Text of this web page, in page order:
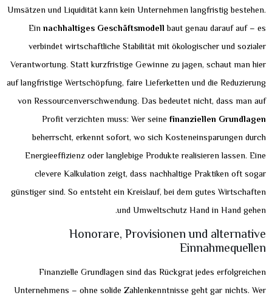
Umsätzen und Liquidität kann kein Unternehmen langfristig bestehen.
Einnachhaltiges Geschäftsmodellbaut genau darauf auf – es
verbindet wirtschaftliche Stabilität mit ökologischer und sozialer
Verantwortung. Statt kurzfristige Gewinne zu jagen, schaut man hier
auf langfristige Wertschöpfung, faire Lieferketten und die Reduzierung
von Ressourcenverschwendung. Das bedeutet nicht, dass man auf
Profit verzichten muss: Wer seinefinanziellen Grundlagen
beherrscht, erkennt sofort, wo sich Kosteneinsparungen durch
Energieeffizienz oder langlebige Produkte realisieren lassen. Eine
clevere Kalkulation zeigt, dass nachhaltige Praktiken oft sogar
günstiger sind. So entsteht ein Kreislauf, bei dem gutes Wirtschaften
und Umweltschutz Hand in Hand gehen.
Honorare, Provisionen und alternative
Einnahmequellen
Finanzielle Grundlagen sind das Rückgrat jedes erfolgreichen
Unternehmens – ohne solide Zahlenkenntnisse geht gar nichts. Wer